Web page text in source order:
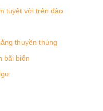
tuyệt vời trên đảo
thuyền thúng
bãi biển